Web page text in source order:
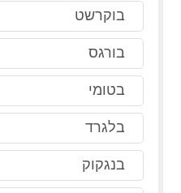
בוקרשט
בורגס
בטומי
בלגרד
בנגקוק